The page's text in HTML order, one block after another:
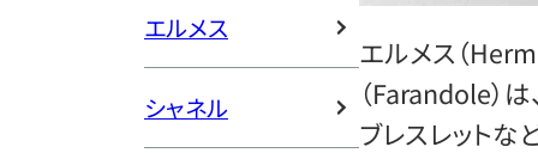
エルメス
シャネル
エルメス（
（Farandole）
ブレスレットな